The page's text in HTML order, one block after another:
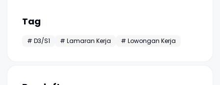
Tag
# D3/S1 # Lamaran Kerja # Lowongan Kerja